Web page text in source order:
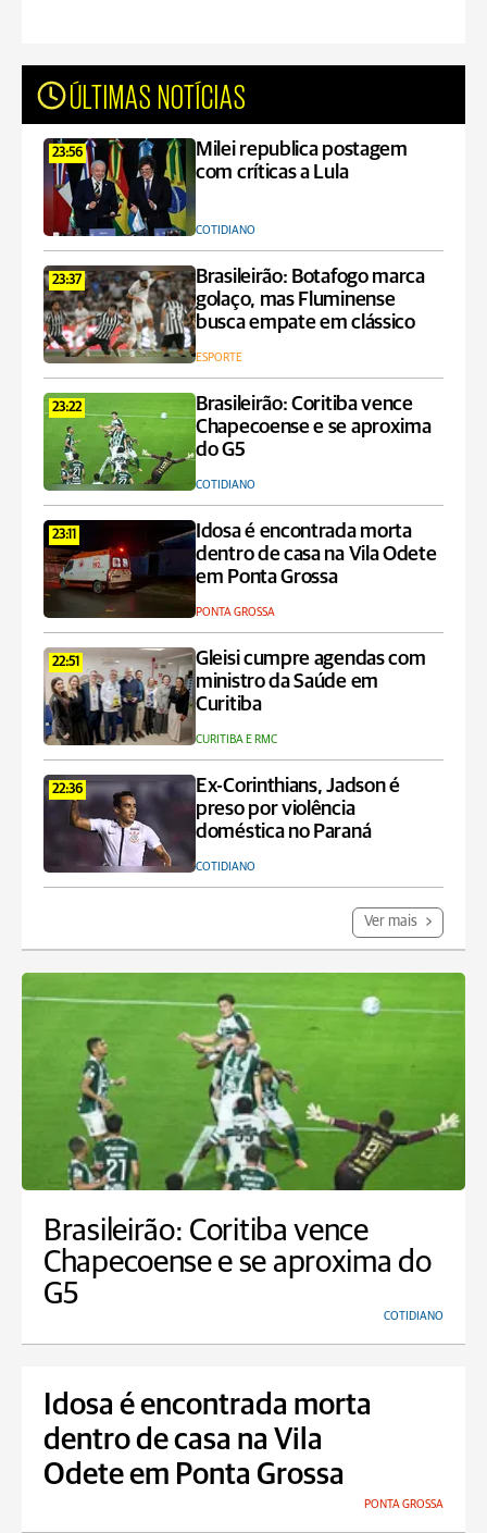
ÚLTIMAS NOTÍCIAS
23:56
Milei republica postagem
com críticas a Lula
COTIDIANO
23:37
Brasileirão: Botafogo marca
golaço, mas Fluminense
busca empate em clássico
ESPORTE
23:22
Brasileirão: Coritiba vence
Chapecoense e se aproxima
do G5
COTIDIANO
23:11
Idosa é encontrada morta
dentro de casa na Vila Odete
em Ponta Grossa
PONTA GROSSA
22:51
Gleisi cumpre agendas com
ministro da Saúde em
Curitiba
CURITIBA E RMC
22:36
Ex-Corinthians, Jadson é
preso por violência
doméstica no Paraná
COTIDIANO
Ver mais
Brasileirão: Coritiba vence
Chapecoense e se aproxima do
G5
COTIDIANO
Idosa é encontrada morta
dentro de casa na Vila
Odete em Ponta Grossa
PONTA GROSSA